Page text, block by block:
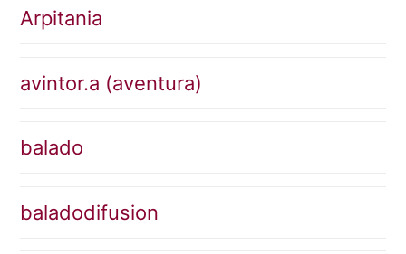
Arpitania
avintor.a (aventura)
balado
baladodifusion